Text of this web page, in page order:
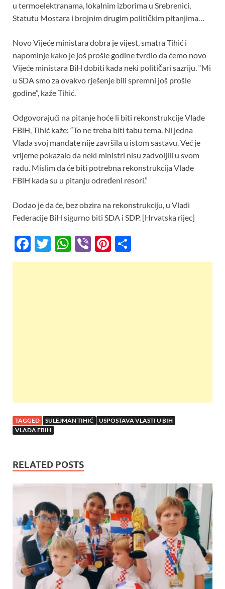
u termoelektranama, lokalnim izborima u Srebrenici,
Statutu Mostara i brojnim drugim političkim pitanjima…
Novo Vijeće ministara dobra je vijest, smatra Tihić i
napominje kako je još prošle godine tvrdio da ćemo novo
Vijeće ministara BiH dobiti kada neki političari sazriju. “Mi
u SDA smo za ovakvo rješenje bili spremni još prošle
godine”, kaže Tihić.
Odgovorajući na pitanje hoće li biti rekonstrukcije Vlade
FBiH, Tihić kaže: “To ne treba biti tabu tema. Ni jedna
Vlada svoj mandate nije završila u istom sastavu. Već je
vrijeme pokazalo da neki ministri nisu zadvoljili u svom
radu. Mislim da će biti potrebna rekonstrukcija Vlade
FBiH kada su u pitanju određeni resori.”
Dodao je da će, bez obzira na rekonstrukciju, u Vladi
Federacije BiH sigurno biti SDA i SDP. [Hrvatska rijec]
F
ac
T
w
W
h
Vi
b
Pi
nt h
TAGGED SULEJMAN TIHIĆ
USPOSTAVA VLASTI U BIH
VLADA FBIH
RELATED POSTS